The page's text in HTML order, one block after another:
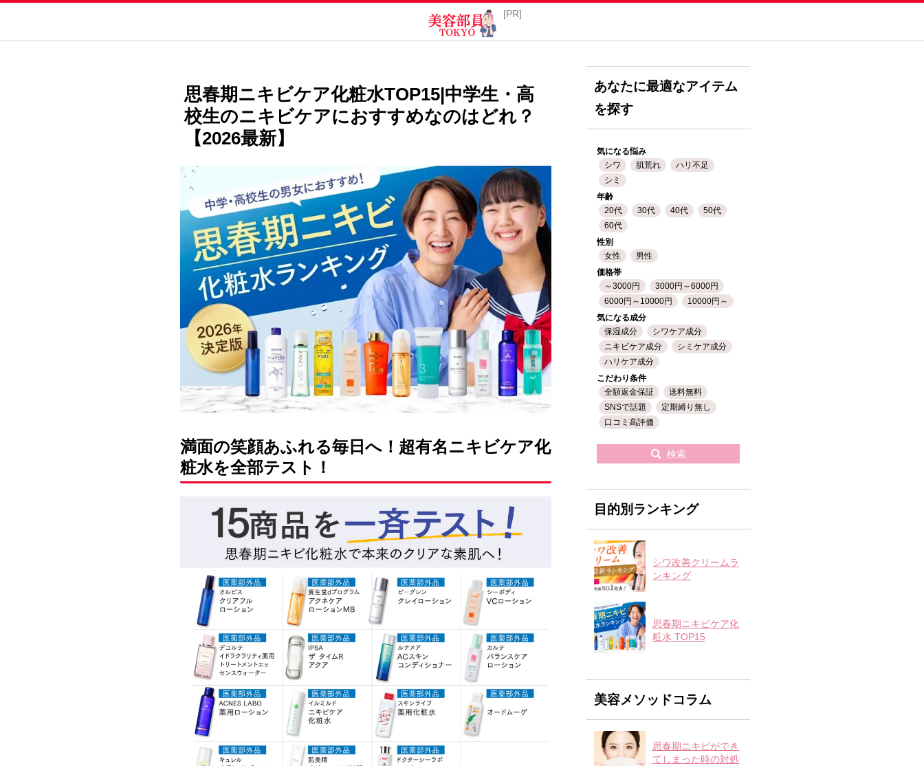
思春期ニキビケア化粧水TOP15|中学生・高
校生のニキビケアにおすすめなのはどれ？
【2026最新】
満面の笑顔あふれる毎日へ！超有名ニキビケア化
粧水を全部テスト！
あなたに最適なアイテム
を探す
気になる悩み
シワ
肌荒れ
ハリ不足
シミ
年齢
20代
30代 40代
50代
60代
性別
女性
男性
価格帯
～3000円
3000円～6000円
6000円～10000円
10000円～
気になる成分
保湿成分
シワケア成分
ニキビケア成分
シミケア成分
ハリケア成分
こだわり条件
全額返金保証
送料無料
SNSで話題
定期縛り無し
口コミ高評価
検索
目的別ランキング
シワ改善クリームラ
ンキング
思春期ニキビケア化
粧水 TOP15
美容メソッドコラム
思春期ニキビができ
てしまった時の対処